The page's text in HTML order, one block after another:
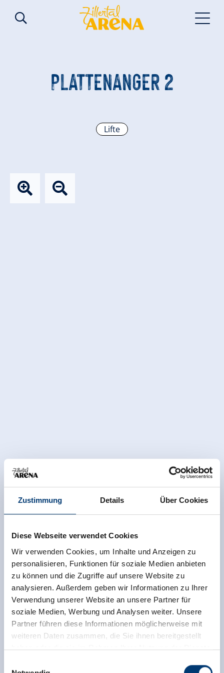
Zustimmung Details Über Cookies
Diese Webseite verwendet Cookies
Wir verwenden Cookies, um Inhalte und Anzeigen zu
personalisieren, Funktionen für soziale Medien anbieten
zu können und die Zugriffe auf unsere Website zu
analysieren. Außerdem geben wir Informationen zu Ihrer
Verwendung unserer Website an unsere Partner für
soziale Medien, Werbung und Analysen weiter. Unsere
Partner führen diese Informationen möglicherweise mit
weiteren Daten zusammen, die Sie ihnen bereitgestellt
haben oder die sie im Rahmen Ihrer Nutzung der Dienste
PLATTENANGER 2
Lifte